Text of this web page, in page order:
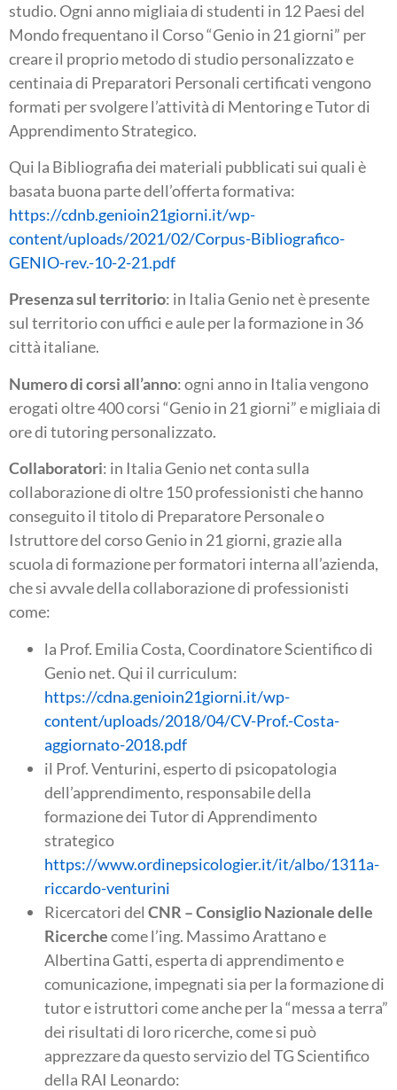
studio. Ogni anno migliaia di studenti in 12 Paesi del
Mondo frequentano il Corso “Genio in 21 giorni” per
creare il proprio metodo di studio personalizzato e
centinaia di Preparatori Personali certificati vengono
formati per svolgere l’attività di Mentoring e Tutor di
Apprendimento Strategico.
Qui la Bibliografia dei materiali pubblicati sui quali è
basata buona parte dell’offerta formativa:
https://cdnb.genioin21giorni.it/wp-
content/uploads/2021/02/Corpus-Bibliografico-
GENIO-rev.-10-2-21.pdf
Presenza sul territorio: in Italia Genio net è presente
sul territorio con uffici e aule per la formazione in 36
città italiane.
Numero di corsi all’anno: ogni anno in Italia vengono
erogati oltre 400 corsi “Genio in 21 giorni” e migliaia di
ore di tutoring personalizzato.
Collaboratori: in Italia Genio net conta sulla
collaborazione di oltre 150 professionisti che hanno
conseguito il titolo di Preparatore Personale o
Istruttore del corso Genio in 21 giorni, grazie alla
scuola di formazione per formatori interna all’azienda,
che si avvale della collaborazione di professionisti
come:
la Prof. Emilia Costa, Coordinatore Scientifico di
Genio net. Qui il curriculum:
https://cdna.genioin21giorni.it/wp-
content/uploads/2018/04/CV-Prof.-Costa-
aggiornato-2018.pdf
il Prof. Venturini, esperto di psicopatologia
dell’apprendimento, responsabile della
formazione dei Tutor di Apprendimento
strategico
https://www.ordinepsicologier.it/it/albo/1311a-
riccardo-venturini
Ricercatori del CNR – Consiglio Nazionale delle
Ricerchecome l’ing. Massimo Arattano e
Albertina Gatti, esperta di apprendimento e
comunicazione, impegnati sia per la formazione di
tutor e istruttori come anche per la “messa a terra”
dei risultati di loro ricerche, come si può
apprezzare da questo servizio del TG Scientifico
della RAI Leonardo: